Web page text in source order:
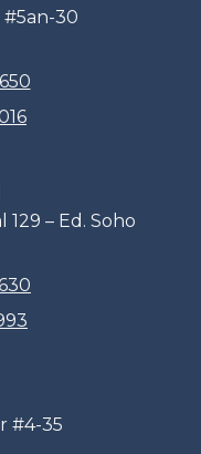
#5an-30
129 – Ed. Soho
#4-35